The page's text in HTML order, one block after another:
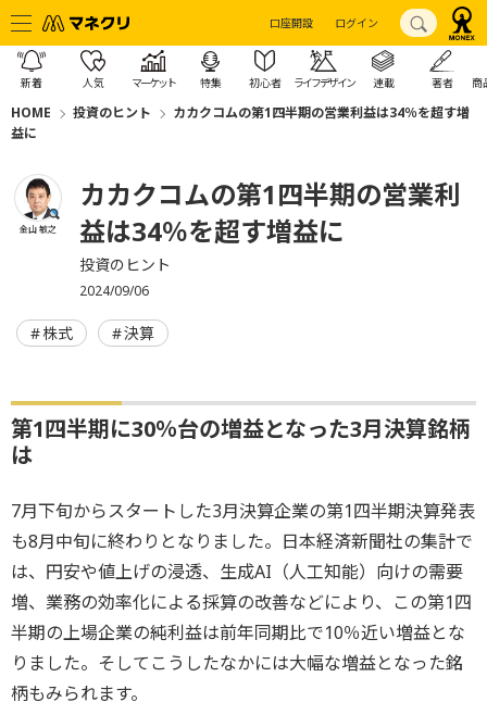
口座開設 ログイン
新着 人気 マーケット 特集 初心者 ライフデザイン 連載 著者 商
HOME 投資のヒント
カカクコムの第1四半期の営業利益は34％を超す増
益に
金山 敏之
カカクコムの第1四半期の営業利
益は34％を超す増益に
投資のヒント
2024/09/06
株式 決算
第1四半期に30％台の増益となった3月決算銘柄
は
7月下旬からスタートした3月決算企業の第1四半期決算発表
も8月中旬に終わりとなりました。日本経済新聞社の集計で
は、円安や値上げの浸透、生成AI（人工知能）向けの需要
増、業務の効率化による採算の改善などにより、この第1四
半期の上場企業の純利益は前年同期比で10％近い増益とな
りました。そしてこうしたなかには大幅な増益となった銘
柄もみられます。